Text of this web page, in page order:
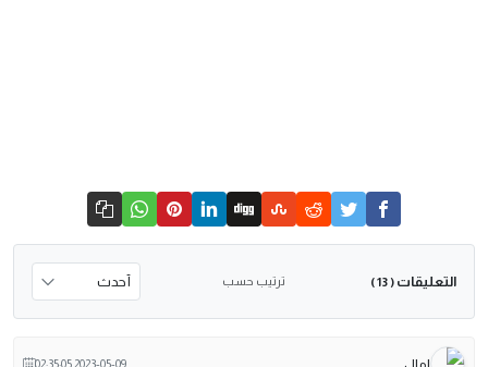
التعليقات ( 13 ) ترتيب حسب
2023-05-09 02:35:05